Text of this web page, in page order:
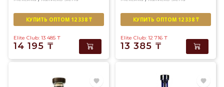
КУПИТЬ ОПТОМ 12 338 ₸
Elite Club: 13 485 ₸
14 195 ₸
КУПИТЬ ОПТОМ 12 338 ₸
Elite Club: 12 716 ₸
13 385 ₸